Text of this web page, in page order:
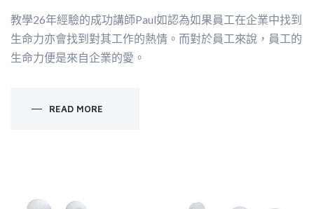
教學26年經驗的成功講師Paul如認為如果員工在企業中找到
生命力亦會找到對其工作的熱情。而對於員工來說，員工的
生命力便是來自企業的愛。
READ MORE